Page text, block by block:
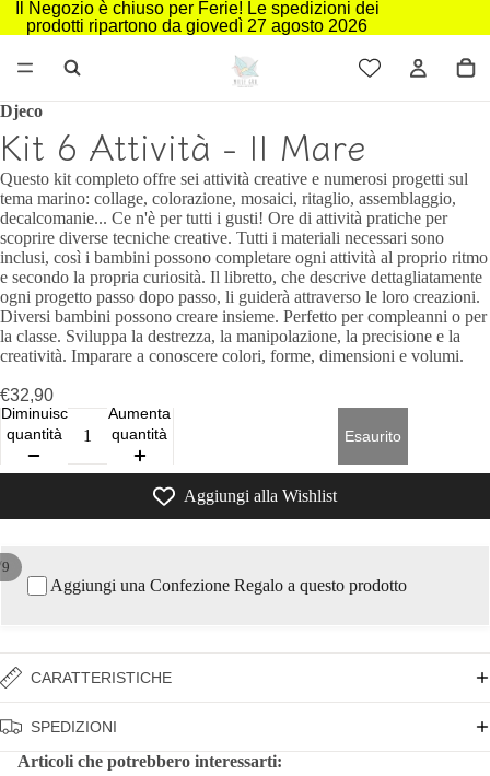
Il Negozio è chiuso per Ferie! Le spedizioni dei
prodotti ripartono da giovedì 27 agosto 2026
9
Djeco
Kit 6 Attività - Il Mare
Questo kit completo offre sei attività creative e numerosi progetti sul
tema marino: collage, colorazione, mosaici, ritaglio, assemblaggio,
decalcomanie... Ce n'è per tutti i gusti! Ore di attività pratiche per
scoprire diverse tecniche creative. Tutti i materiali necessari sono
inclusi, così i bambini possono completare ogni attività al proprio ritmo
e secondo la propria curiosità. Il libretto, che descrive dettagliatamente
ogni progetto passo dopo passo, li guiderà attraverso le loro creazioni.
Diversi bambini possono creare insieme. Perfetto per compleanni o per
la classe. Sviluppa la destrezza, la manipolazione, la precisione e la
creatività. Imparare a conoscere colori, forme, dimensioni e volumi.
€32,90
Diminuisci
quantità
Aumenta
quantità
Esaurito
Aggiungi alla Wishlist
Aggiungi una Confezione Regalo a questo prodotto
CARATTERISTICHE
SPEDIZIONI
Articoli che potrebbero interessarti: